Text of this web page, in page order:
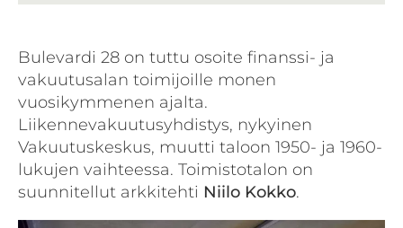
Bulevardi 28 on tuttu osoite finanssi- ja
vakuutusalan toimijoille monen
vuosikymmenen ajalta.
Liikennevakuutusyhdistys, nykyinen
Vakuutuskeskus, muutti taloon 1950- ja 1960-
lukujen vaihteessa. Toimistotalon on
suunnitellut arkkitehti Niilo Kokko.